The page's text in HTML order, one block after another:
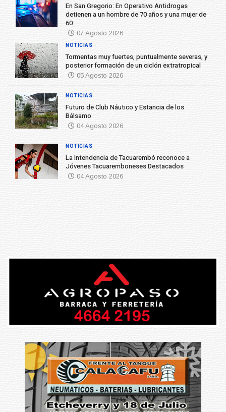
En San Gregorio: En Operativo Antidrogas
detienen a un hombre de 70 años y una mujer de
60
07 Agosto 2026
Tormentas muy fuertes, puntualmente severas, y
posterior formación de un ciclón extratropical
05 Agosto 2026
NOTICIAS
Futuro de Club Náutico y Estancia de los
Bálsamo
04 Agosto 2026
NOTICIAS
La Intendencia de Tacuarembó reconoce a
Jóvenes Tacuaremboneses Destacados
04 Agosto 2026
NOTICIAS